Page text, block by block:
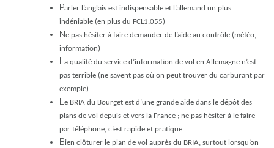
Parler l’anglais est indispensable et l’allemand un plus
indéniable (en plus du FCL1.055)
Ne pas hésiter à faire demander de l’aide au contrôle (météo,
information)
a qualité du service d’information de vol en Allemagne n’est
pas terrible (ne savent pas où on peut trouver du carburant par
exemple)
e BRIA du Bourget est d’une grande aide dans le dépôt des
plans de vol depuis et vers la France ; ne pas hésiter à le faire
par téléphone, c’est rapide et pratique.
Bien clôturer le plan de vol auprès du BRIA, surtout lorsqu’on